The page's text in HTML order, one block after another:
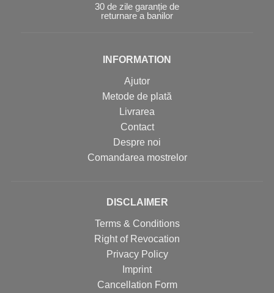
30 de zile garanție de
returnare a banilor
INFORMATION
Ajutor
Metode de plată
Livrarea
Contact
Despre noi
Comandarea mostrelor
DISCLAIMER
Terms & Conditions
Right of Revocation
Privacy Policy
Imprint
Cancellation Form